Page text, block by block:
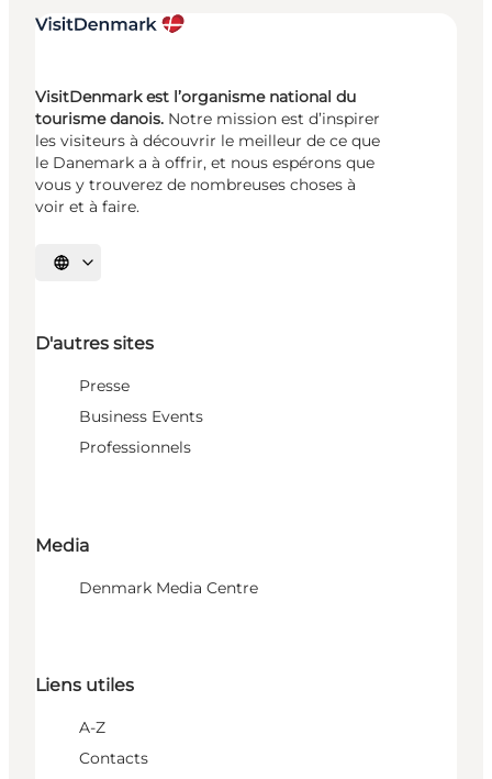
VisitDenmark est l’organisme national du
tourisme danois. Notre mission est d’inspirer
les visiteurs à découvrir le meilleur de ce que
le Danemark a à offrir, et nous espérons que
vous y trouverez de nombreuses choses à
voir et à faire.
Choisissez la langue
D'autres sites
Presse
Business Events
Professionnels
Media
Denmark Media Centre
Liens utiles
A-Z
Contacts